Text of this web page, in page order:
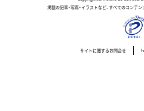
掲載の記事・写真・イラストなど、すべてのコンテン
サイトに関するお問合せ